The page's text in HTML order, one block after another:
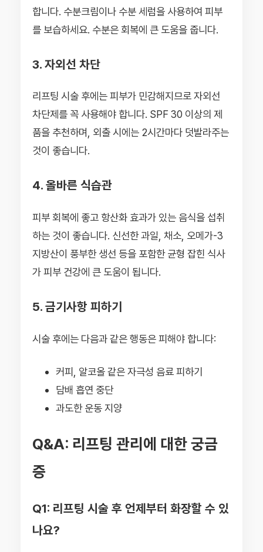
합니다. 수분크림이나 수분 세럼을 사용하여 피부
를 보습하세요. 수분은 회복에 큰 도움을 줍니다.
3. 자외선 차단
리프팅 시술 후에는 피부가 민감해지므로 자외선
차단제를 꼭 사용해야 합니다. SPF 30 이상의 제
품을 추천하며, 외출 시에는 2시간마다 덧발라주는
것이 좋습니다.
4. 올바른 식습관
피부 회복에 좋고 항산화 효과가 있는 음식을 섭취
하는 것이 좋습니다. 신선한 과일, 채소, 오메가-3
지방산이 풍부한 생선 등을 포함한 균형 잡힌 식사
가 피부 건강에 큰 도움이 됩니다.
5. 금기사항 피하기
시술 후에는 다음과 같은 행동은 피해야 합니다:
커피, 알코올 같은 자극성 음료 피하기
담배 흡연 중단
과도한 운동 지양
Q&A: 리프팅 관리에 대한 궁금
증
Q1: 리프팅 시술 후 언제부터 화장할 수 있
나요?